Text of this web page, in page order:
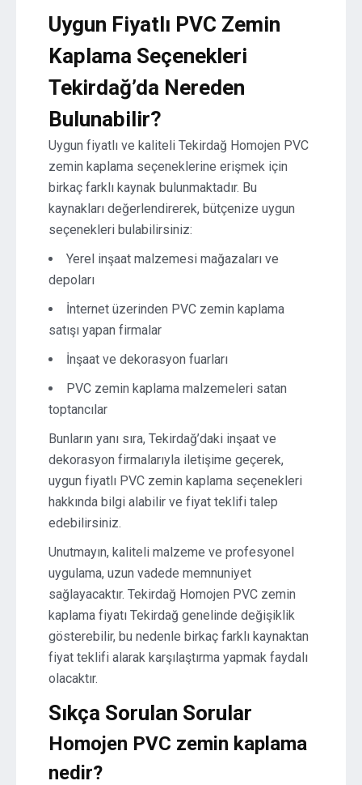
Uygun Fiyatlı PVC Zemin
Kaplama Seçenekleri
Tekirdağ’da Nereden
Bulunabilir?
Uygun fiyatlı ve kaliteli Tekirdağ Homojen PVC
zemin kaplama seçeneklerine erişmek için
birkaç farklı kaynak bulunmaktadır. Bu
kaynakları değerlendirerek, bütçenize uygun
seçenekleri bulabilirsiniz:
Yerel inşaat malzemesi mağazaları ve
depoları
İnternet üzerinden PVC zemin kaplama
satışı yapan firmalar
İnşaat ve dekorasyon fuarları
PVC zemin kaplama malzemeleri satan
toptancılar
Bunların yanı sıra, Tekirdağ’daki inşaat ve
dekorasyon firmalarıyla iletişime geçerek,
uygun fiyatlı PVC zemin kaplama seçenekleri
hakkında bilgi alabilir ve fiyat teklifi talep
edebilirsiniz.
Unutmayın, kaliteli malzeme ve profesyonel
uygulama, uzun vadede memnuniyet
sağlayacaktır. Tekirdağ Homojen PVC zemin
kaplama fiyatı Tekirdağ genelinde değişiklik
gösterebilir, bu nedenle birkaç farklı kaynaktan
fiyat teklifi alarak karşılaştırma yapmak faydalı
olacaktır.
Sıkça Sorulan Sorular
Homojen PVC zemin kaplama
nedir?